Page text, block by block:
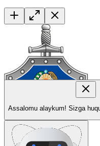
Assalomu alaykum! Sizga